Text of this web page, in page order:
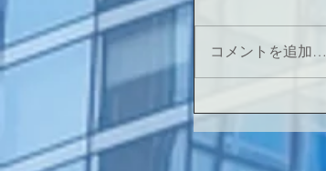
コメントを追加…